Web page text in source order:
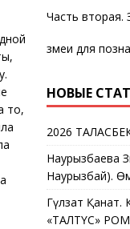
то,
Часть вторая.
змеи для
НОВЫЕ
2026
Наурызбаева
Наурызбай).
Гүлзат
«ТАЛТҮС»